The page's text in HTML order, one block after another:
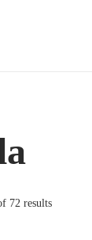
72 results